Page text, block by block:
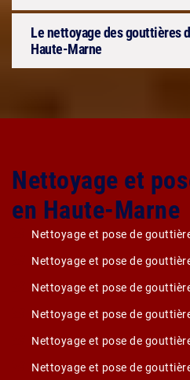
Le nettoyage des gouttières
Haute-Marne
Nettoyage et
en Haute-Marne
Nettoyage et pose de
Nettoyage et pose de
Nettoyage et pose de
Nettoyage et pose de
Nettoyage et pose de
Nettoyage et pose de